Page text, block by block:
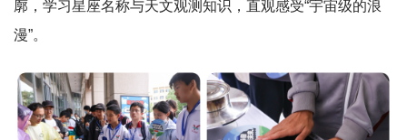
廓，学习星座名称与天文观测知识，直观感受“宇宙级的浪
漫”。